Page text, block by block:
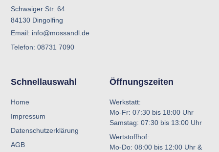
Öffnungszeiten
Werkstatt:
Mo-Fr: 07:30 bis 18:00 Uhr
Samstag: 07:30 bis 13:00 Uhr
Wertstoffhof:
Mo-Do: 08:00 bis 12:00 Uhr &
Schnellauswahl
Home
Impressum
Datenschutzerklärung
AGB
Schwaiger Str. 64
84130 Dingolfing
Email: info@mossandl.de
Telefon: 08731 7090